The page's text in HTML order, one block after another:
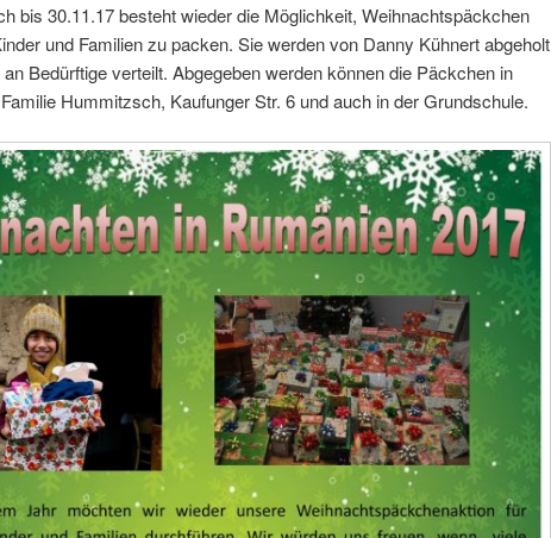
bis 30.11.17 besteht wieder die Möglichkeit, Weihnachtspäckchen
und Familien zu packen. Sie werden von Danny Kühnert abgeholt
Bedürftige verteilt. Abgegeben werden können die Päckchen in
Hummitzsch, Kaufunger Str. 6 und auch in der Grundschule.